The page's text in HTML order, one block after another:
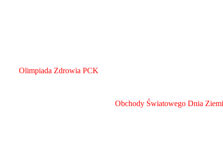
Olimpiada Zdrowia PCK
Obchody Światowego Dnia Ziemi